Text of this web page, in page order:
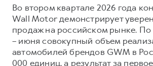
от 2 899 000 ₽ от 3 599
Кредит
КОРПОРАТИВНЫМ
Для малого бизнеса
ПОДДЕРЖКА
GWM Безопасность
Гарантия HAVAL
Мобильное приложение GWM
Во втором квартале 2026 года
Wall Motor демонстрирует
продаж на российском рынке. По
– июня совокупный объем
автомобилей брендов GWM в
000 единиц, а результат за